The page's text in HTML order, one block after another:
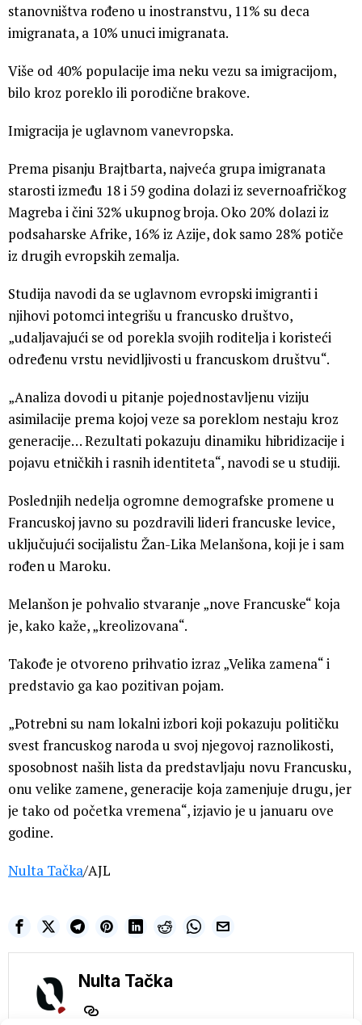
stanovništva rođeno u inostranstvu, 11% su deca
imigranata, a 10% unuci imigranata.
Više od 40% populacije ima neku vezu sa imigracijom,
bilo kroz poreklo ili porodične brakove.
Imigracija je uglavnom vanevropska.
Prema pisanju Brajtbarta, najveća grupa imigranata
starosti između 18 i 59 godina dolazi iz severnoafričkog
Magreba i čini 32% ukupnog broja. Oko 20% dolazi iz
podsaharske Afrike, 16% iz Azije, dok samo 28% potiče
iz drugih evropskih zemalja.
Studija navodi da se uglavnom evropski imigranti i
njihovi potomci integrišu u francusko društvo,
„udaljavajući se od porekla svojih roditelja i koristeći
određenu vrstu nevidljivosti u francuskom društvu“.
„Analiza dovodi u pitanje pojednostavljenu viziju
asimilacije prema kojoj veze sa poreklom nestaju kroz
generacije… Rezultati pokazuju dinamiku hibridizacije i
pojavu etničkih i rasnih identiteta“, navodi se u studiji.
Poslednjih nedelja ogromne demografske promene u
Francuskoj javno su pozdravili lideri francuske levice,
uključujući socijalistu Žan-Lika Melanšona, koji je i sam
rođen u Maroku.
Melanšon je pohvalio stvaranje „nove Francuske“ koja
je, kako kaže, „kreolizovana“.
Takođe je otvoreno prihvatio izraz „Velika zamena“ i
predstavio ga kao pozitivan pojam.
„Potrebni su nam lokalni izbori koji pokazuju političku
svest francuskog naroda u svoj njegovoj raznolikosti,
sposobnost naših lista da predstavljaju novu Francusku,
onu velike zamene, generacije koja zamenjuje drugu, jer
je tako od početka vremena“, izjavio je u januaru ove
godine.
Nulta Tačka/AJL
Nulta Tačka